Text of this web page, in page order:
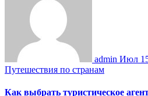
admin Июл
Путешествия по странам
Как выбрать туристическое